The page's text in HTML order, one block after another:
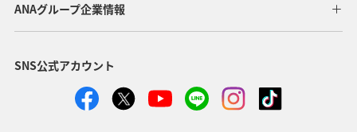
ANAグループ企業情報
SNS公式アカウント